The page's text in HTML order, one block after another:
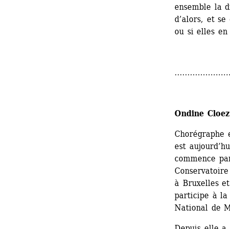
ensemble la
d’alors, et
ou si elles en
Ondine Cloez
Chorégraphe
est
commence
à Bruxelles
participe à la
National de